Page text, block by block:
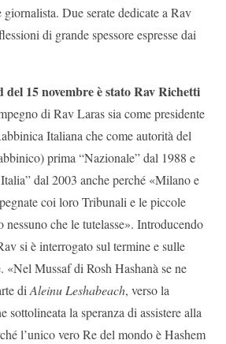
Due serate dedicate a Rav
di grande spessore espresse dai
15 novembre è stato Rav Richetti
di Rav Laras sia come presidente
Italiana che come autorità del
prima “Nazionale” dal 1988 e
dal 2003 anche perché «Milano e
coi loro Tribunali e le piccole
nessuno che le tutelasse». Introducendo
si è interrogato sul termine e sulle
«Nel Mussaf di Rosh Hashanà se ne
diAleinu Leshabeach, verso la
sottolineata la speranza di assistere alla
l’unico vero Re del mondo è Hashem